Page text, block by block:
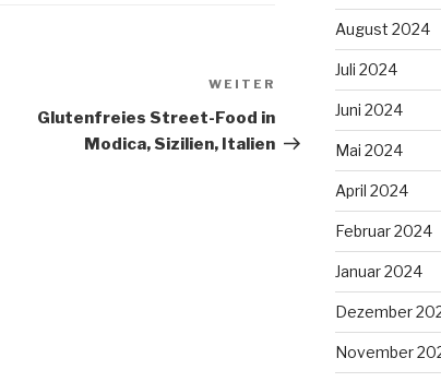
Nächster
Beitrag
WEITER
Glutenfreies Street-Food in
Modica, Sizilien, Italien
August 2024
Juli 2024
Juni 2024
Mai 2024
April 2024
Februar 2024
Januar 2024
Dezember
November